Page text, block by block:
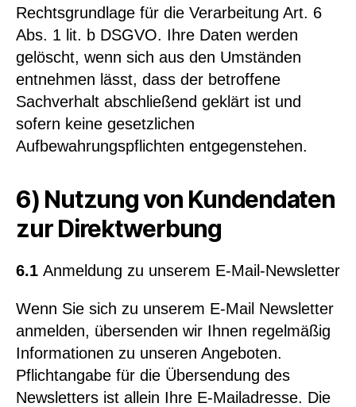
Rechtsgrundlage für die Verarbeitung Art. 6
Abs. 1 lit. b DSGVO. Ihre Daten werden
gelöscht, wenn sich aus den Umständen
entnehmen lässt, dass der betroffene
Sachverhalt abschließend geklärt ist und
sofern keine gesetzlichen
Aufbewahrungspflichten entgegenstehen.
6) Nutzung von Kundendaten
zur Direktwerbung
6.1 Anmeldung zu unserem E-Mail-Newsletter
Wenn Sie sich zu unserem E-Mail Newsletter
anmelden, übersenden wir Ihnen regelmäßig
Informationen zu unseren Angeboten.
Pflichtangabe für die Übersendung des
Newsletters ist allein Ihre E-Mailadresse. Die